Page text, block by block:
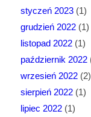
styczeń 2023(1)
grudzień 2022(1)
listopad 2022(1)
październik 2022
wrzesień 2022(2)
sierpień 2022(1)
lipiec 2022(1)